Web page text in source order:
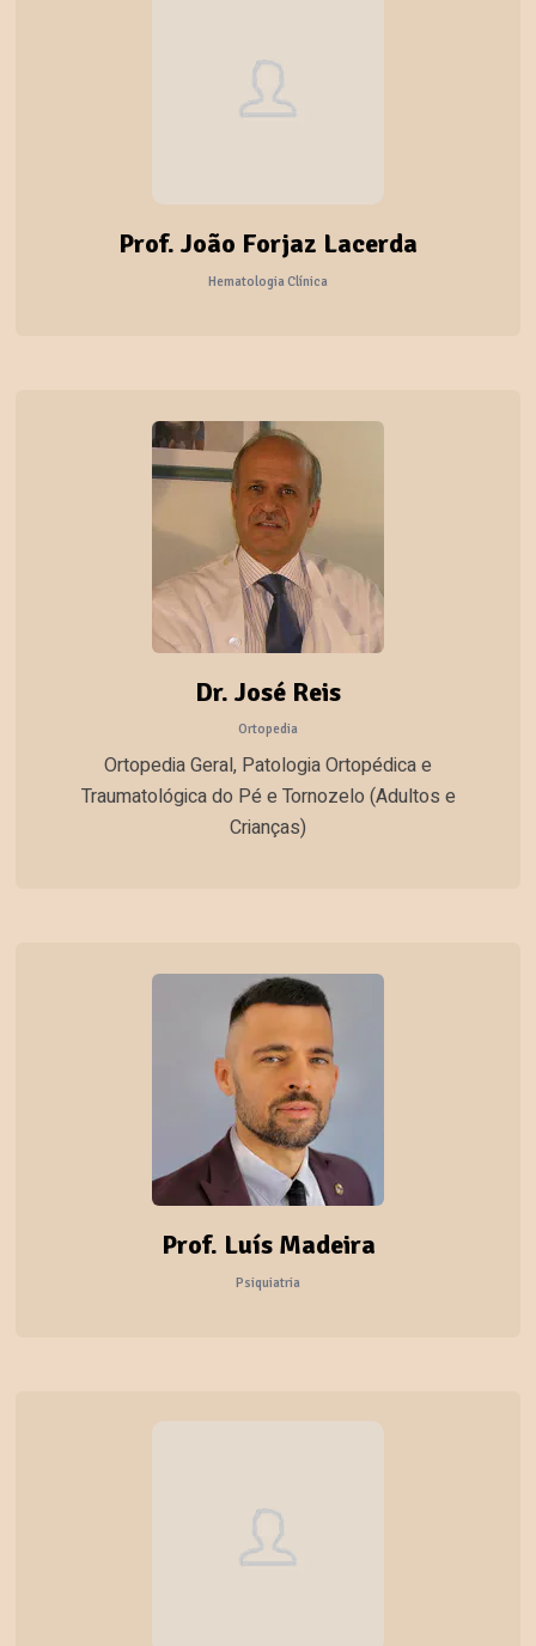
Prof. João Forjaz Lacerda
Hematologia Clínica
Dr. José Reis
Ortopedia
Ortopedia Geral, Patologia Ortopédica e
Traumatológica do Pé e Tornozelo (Adultos e
Crianças)
Prof. Luís Madeira
Psiquiatria